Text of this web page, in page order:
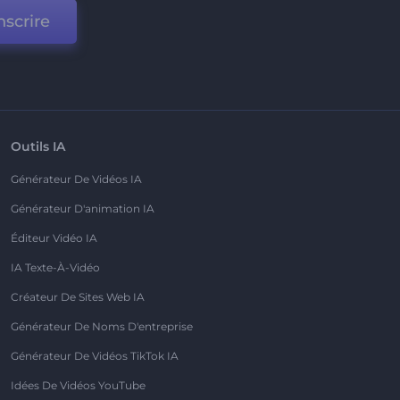
Outils IA
Générateur De Vidéos IA
Générateur D'animation IA
Éditeur Vidéo IA
IA Texte-À-Vidéo
Créateur De Sites Web IA
Générateur De Noms D'entreprise
Générateur De Vidéos TikTok IA
Idées De Vidéos YouTube